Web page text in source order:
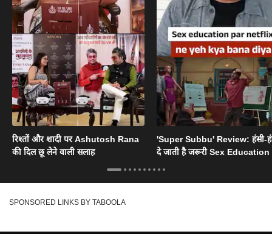
रिश्तों और शादी पर Ashutosh Rana
की दिल छू लेने वाली सलाह
'Super Subbu' Review: हंसी-
दे जाती है जरूरी Sex Education
SPONSORED LINKS BY TABOOLA